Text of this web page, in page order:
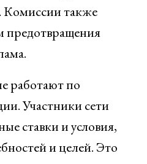
Комиссии также
предотвращения
работают по
Участники сети
ставки и условия,
и целей. Это